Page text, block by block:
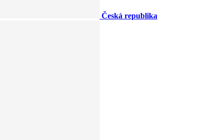
Česká republika